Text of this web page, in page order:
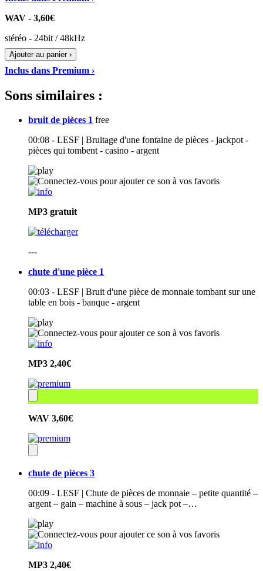
WAV - 3,60€
stéréo - 24bit / 48kHz
Ajouter au panier ›
Inclus dans Premium ›
Sons similaires :
bruit de pièces 1 free
00:08 - LESF | Bruitage d'une fontaine de pièces - jackpot -
pièces qui tombent - casino - argent
MP3 gratuit
---
chute d'une pièce 1
00:03 - LESF | Bruit d'une pièce de monnaie tombant sur une
table en bois - banque - argent
MP3 2,40€
WAV 3,60€
chute de pièces 3
00:09 - LESF | Chute de pièces de monnaie – petite quantité –
argent – gain – machine à sous – jack pot –…
MP3 2,40€